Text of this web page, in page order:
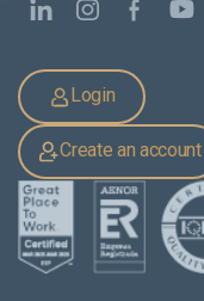
Login
Create an account